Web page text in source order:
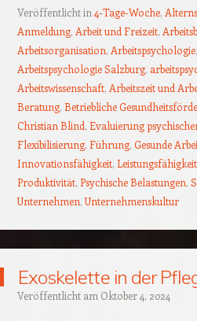
Veröffentlicht in 4-Tage-Woche,
Anmeldung, Arbeit und Freizeit,
Arbeitsorganisation, Arbeitspsychologie,
Arbeitspsychologie Salzburg,
Arbeitswissenschaft, Arbeitszeit und
Beratung, Betriebliche
Christian Blind, Evaluierung
Flexibilisierung, Führung, Gesunde
Innovationsfähigkeit, Leistungsfähigkeit
Produktivität, Psychische Belastungen,
Unternehmen,Unternehmenskultur
Exoskelette in der
Veröffentlicht am Oktober 4, 2024